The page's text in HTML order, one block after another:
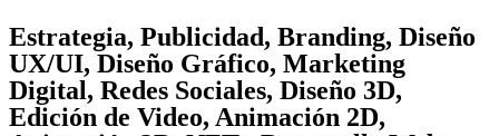
Estrategia, Publicidad, Branding, Diseño
UX/UI, Diseño Gráfico, Marketing
Digital, Redes Sociales, Diseño 3D,
Edición de Video, Animación 2D,